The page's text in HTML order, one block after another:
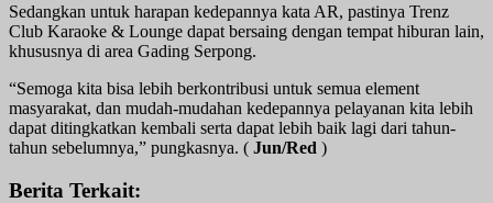
Sedangkan untuk harapan kedepannya kata AR, pastinya Trenz
Club Karaoke & Lounge dapat bersaing dengan tempat hiburan lain,
khususnya di area Gading Serpong.
“Semoga kita bisa lebih berkontribusi untuk semua element
masyarakat, dan mudah-mudahan kedepannya pelayanan kita lebih
dapat ditingkatkan kembali serta dapat lebih baik lagi dari tahun-
tahun sebelumnya,” pungkasnya. ( Jun/Red )
Berita Terkait: